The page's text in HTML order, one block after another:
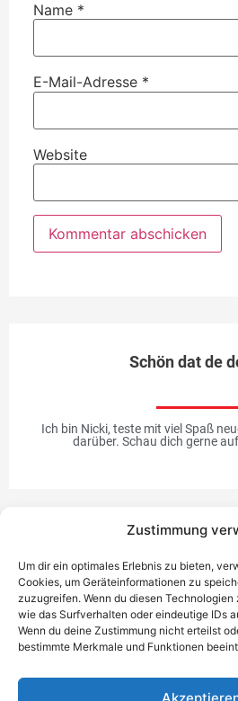
Zustimmung
Um dir ein optimales Erlebnis zu bieten,
Cookies, um Geräteinformationen zu
zuzugreifen. Wenn du diesen
wie das Surfverhalten oder eindeutige IDs
Wenn du deine Zustimmung nicht erteilst
bestimmte Merkmale und Funktionen
Name *
E-Mail-Adresse *
Website
Schön dat de
Ich bin Nicki, teste mit viel Spaß
darüber. Schau dich gerne